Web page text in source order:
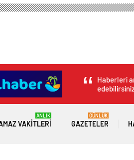
Seda Bakan, o
Bakan, o
çıkıyorum